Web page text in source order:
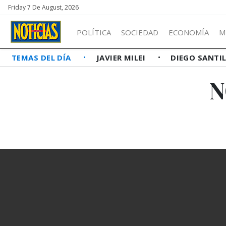
Friday 7 De August, 2026
POLÍTICA SOCIEDAD ECONOMÍA
TEMAS DEL DÍA JAVIER MILEI DIEGO